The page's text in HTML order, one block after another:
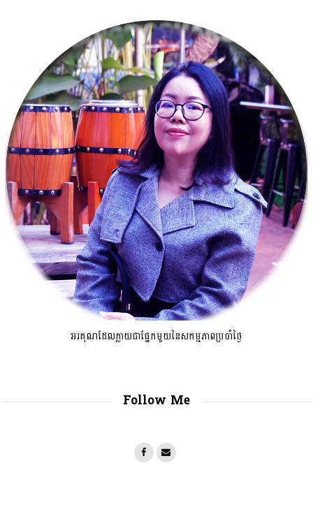
អរគុណដែលក្លាយជាផ្នែកមួយនៃសកម្មភាពប្រចាំថ្ងៃ
Follow Me